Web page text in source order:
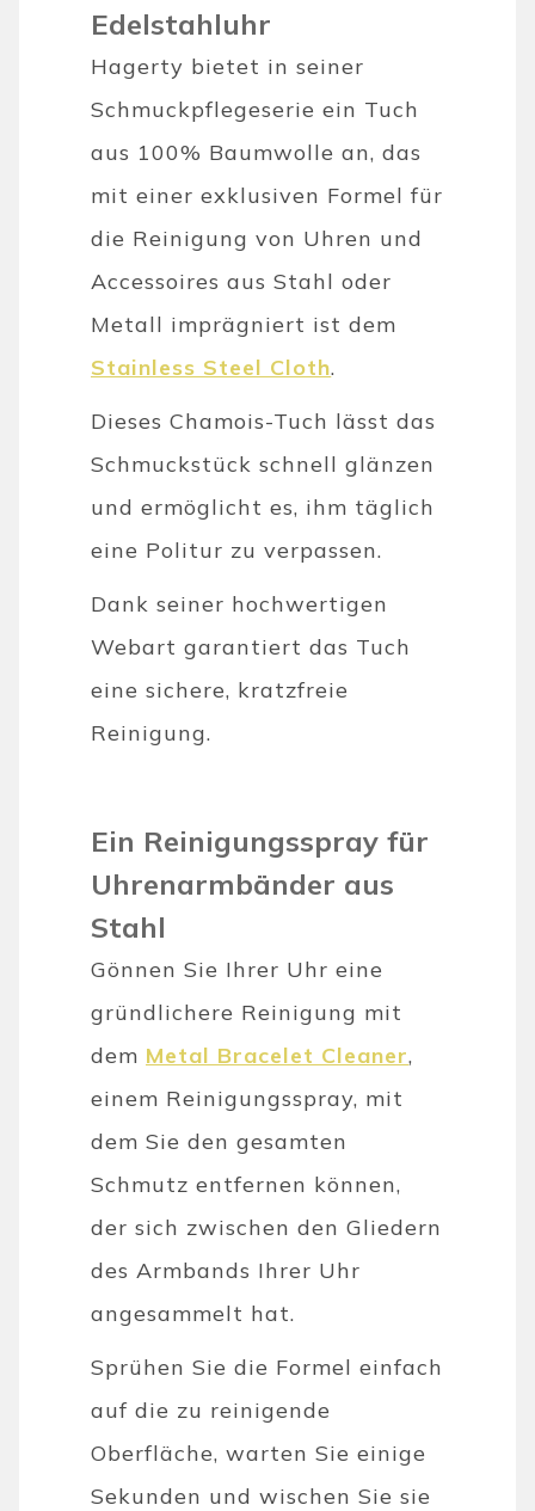
Edelstahluhr
Hagerty bietet in seiner
Schmuckpflegeserie ein Tuch
aus 100% Baumwolle an, das
mit einer exklusiven Formel für
die Reinigung von Uhren und
Accessoires aus Stahl oder
Metall imprägniert ist dem
Stainless Steel Cloth.
Dieses Chamois-Tuch lässt das
Schmuckstück schnell glänzen
und ermöglicht es, ihm täglich
eine Politur zu verpassen.
Dank seiner hochwertigen
Webart garantiert das Tuch
eine sichere, kratzfreie
Reinigung.
Ein Reinigungsspray für
Uhrenarmbänder aus
Stahl
Gönnen Sie Ihrer Uhr eine
gründlichere Reinigung mit
dem Metal Bracelet Cleaner,
einem Reinigungsspray, mit
dem Sie den gesamten
Schmutz entfernen können,
der sich zwischen den Gliedern
des Armbands Ihrer Uhr
angesammelt hat.
Sprühen Sie die Formel einfach
auf die zu reinigende
Oberfläche, warten Sie einige
Sekunden und wischen Sie sie